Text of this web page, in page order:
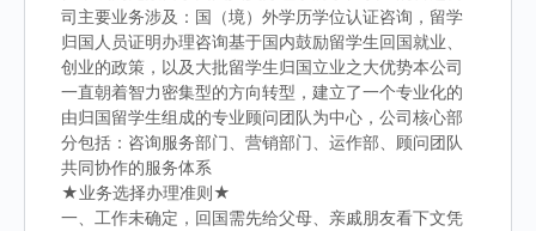
司主要业务涉及：国（境）外学历学位认证咨询，留学
归国人员证明办理咨询基于国内鼓励留学生回国就业、
创业的政策，以及大批留学生归国立业之大优势本公司
一直朝着智力密集型的方向转型，建立了一个专业化的
由归国留学生组成的专业顾问团队为中心，公司核心部
分包括：咨询服务部门、营销部门、运作部、顾问团队
共同协作的服务体系
★业务选择办理准则★
一、工作未确定，回国需先给父母、亲戚朋友看下文凭